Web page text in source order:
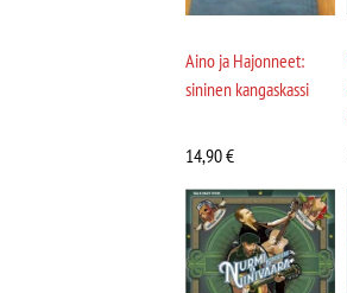
Aino ja Hajonneet:
sininen kangaskassi
14,90€